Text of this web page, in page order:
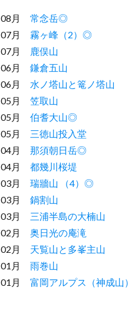
08月 常念岳◎
07月 霧ヶ峰（2）◎
07月
鹿俣山
06月 鎌倉五山
06月 水ノ塔山と篭ノ塔山
05月 笠取山
05月 伯耆大山◎
05月 三徳山投入堂
04月 那須朝日岳◎
04月 都幾川桜堤
03月 瑞牆山 （4）◎
03月 鍋割山
03月 三浦半島の大楠山
02月 奥日光の庵滝
02月 天覧山と多峯主山
01月 雨巻山
01月 富岡アルプス（神成山）